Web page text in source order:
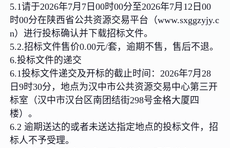
5.1请于2026年7月7日00时00分至2026年7月12日00
时00分在陕西省公共资源交易平台（www.sxggzyjy.c
n）进行投标确认并下载招标文件。
5.2.招标文件售价0.00元/套，逾期不售，售后不退。
6.投标文件的递交
6.1投标文件递交及开标的截止时间：2026年7月28
日9时30分，地点为汉中市公共资源交易中心第三开
标室（汉中市汉台区南团结街298号金格大厦四
楼）。
6.2 逾期送达的或者未送达指定地点的投标文件，招
标人不予受理。